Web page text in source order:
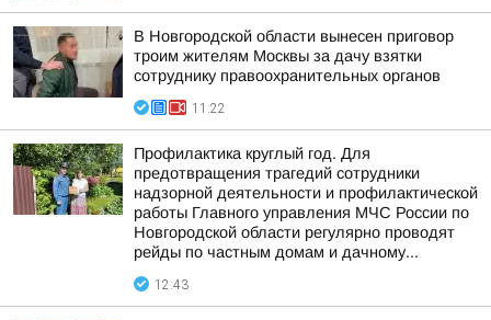
В Новгородской области вынесен приговор
троим жителям Москвы за дачу взятки
сотруднику правоохранительных органов
11:22
Профилактика круглый год. Для
предотвращения трагедий сотрудники
надзорной деятельности и профилактической
работы Главного управления МЧС России по
Новгородской области регулярно проводят
рейды по частным домам и дачному...
12:43